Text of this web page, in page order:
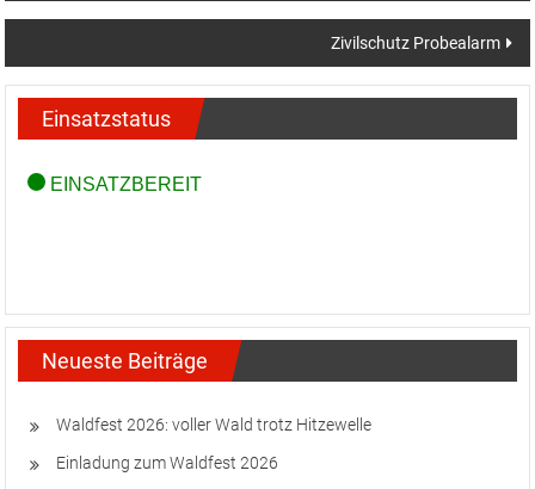
Zivilschutz Probealarm
Einsatzstatus
Neueste Beiträge
Waldfest 2026: voller Wald trotz Hitzewelle
Einladung zum Waldfest 2026